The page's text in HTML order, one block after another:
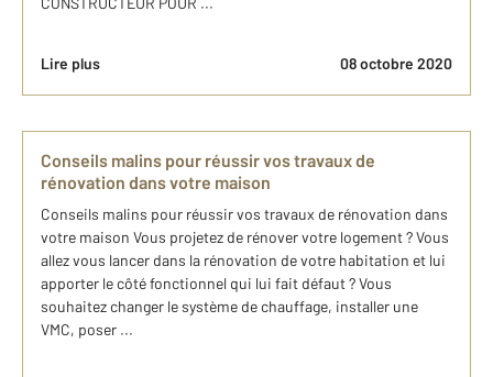
Lire plus 08 octobre 2020
Conseils malins pour réussir vos travaux de
rénovation dans votre maison
Conseils malins pour réussir vos travaux de rénovation dans
votre maison Vous projetez de rénover votre logement ? Vous
allez vous lancer dans la rénovation de votre habitation et lui
apporter le côté fonctionnel qui lui fait défaut ? Vous
souhaitez changer le système de chauffage, installer une
VMC, poser ...